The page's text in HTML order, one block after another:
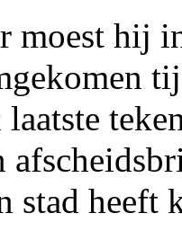
moest hij
stad heeft